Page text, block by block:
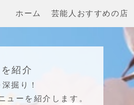
ホーム 芸能人おすすめの店
紹介
掘り！
ューを紹介します。